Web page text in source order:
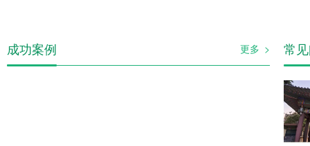
成功案例 更多 > 常